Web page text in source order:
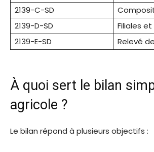
2139-C-SD
2139-D-SD
Filiales
2139-E-SD
Relevé
À quoi sert le bilan
agricole ?
Le bilan répond à plusieurs objectifs :